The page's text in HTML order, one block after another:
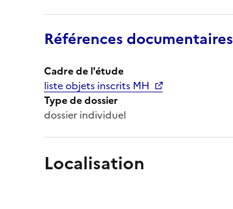
Références documentaires
Cadre de l'étude
liste objets inscrits MH
Type de dossier
dossier individuel
Localisation